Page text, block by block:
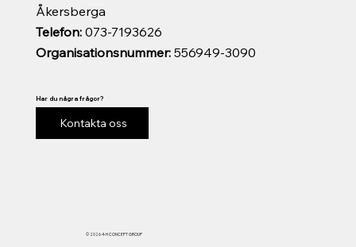
© 2026 4-H CONCEPT GROUP
Organisationsnummer:556949-3090
Telefon:073-7193626
Åkersberga
Har du några frågor?
Kontakta oss